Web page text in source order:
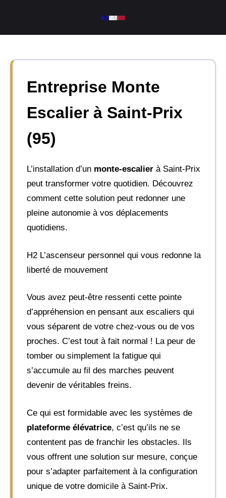
contenu
Entreprise Monte
Escalier à Saint-Prix
(95)
L’installation d’un monte-escalier à Saint-Prix
peut transformer votre quotidien. Découvrez
comment cette solution peut redonner une
pleine autonomie à vos déplacements
quotidiens.
H2 L’ascenseur personnel qui vous redonne la
liberté de mouvement
Vous avez peut-être ressenti cette pointe
d’appréhension en pensant aux escaliers qui
vous séparent de votre chez-vous ou de vos
proches. C’est tout à fait normal ! La peur de
tomber ou simplement la fatigue qui
s’accumule au fil des marches peuvent
devenir de véritables freins.
Ce qui est formidable avec les systèmes de
plateforme élévatrice, c’est qu’ils ne se
contentent pas de franchir les obstacles. Ils
vous offrent une solution sur mesure, conçue
pour s’adapter parfaitement à la configuration
unique de votre domicile à Saint-Prix.